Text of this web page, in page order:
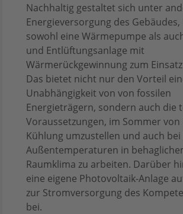
Nachhaltig gestaltet sich unter
Energieversorgung des
sowohl eine Wärmepumpe als
und Entlüftungsanlage mit
Wärmerückgewinnung zum
Das bietet nicht nur den Vorteil
Unabhängigkeit von von fossilen
Energieträgern, sondern auch die
Voraussetzungen, im Sommer von
Kühlung umzustellen und auch
Außentemperaturen in
Raumklima zu arbeiten. Darüber
eine eigene Photovoltaik-Anlage
zur Stromversorgung des
bei.